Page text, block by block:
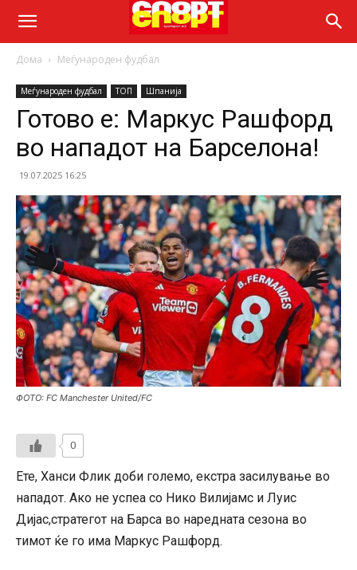
Дома Меѓународен фудбал
Меѓународен фудбал ТОП Шпанија
Готово е: Маркус Рашфорд
во нападот на Барселона!
19.07.2025 16:25
ФОТО: FC Manchester United/FC
0
Ете, Ханси Флик доби големо, екстра засилување во
нападот. Ако не успеа со Нико Вилијамс и Луис
Дијас,стратегот на Барса во наредната сезона во
тимот ќе го има Маркус Рашфорд.